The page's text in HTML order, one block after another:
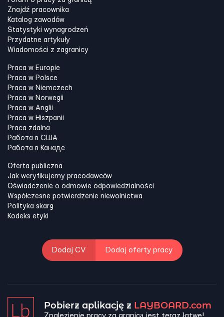
Znajdź pracownika
Katalog zawodów
Statystyki wynagrodzeń
Przydatne artykuły
Wiadomości z zagranicy
Praca w Europie
Praca w Polsce
Praca w Niemczech
Praca w Norwegii
Praca w Anglii
Praca w Hiszpanii
Praca zdalna
Работа в США
Работа в Канадe
Oferta publiczna
Jak weryfikujemy pracodawców
Oświadczenie o odmowie odpowiedzialności
Współczesne potwierdzenie niewolnictwa
Polityka skarg
Kodeks etyki
Dodaj CV Dodaj oferty pracy
Pobierz aplikację z LAYBOARD.com